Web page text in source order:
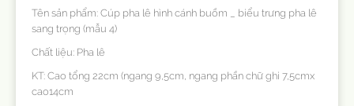
Tên sản phẩm: Cúp pha lê hình cánh buồm _ biểu trưng pha lê
sang trọng (mẫu 4)
Chất liệu: Pha lê
KT: Cao tổng 22cm (ngang 9,5cm, ngang phần chữ ghi 7,5cmx
cao14cm